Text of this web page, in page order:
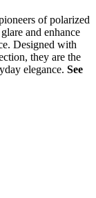
of polarized
and enhance
Designed with
they are the
elegance. See